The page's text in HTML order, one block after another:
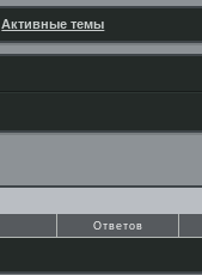
Активные темы
Ответов